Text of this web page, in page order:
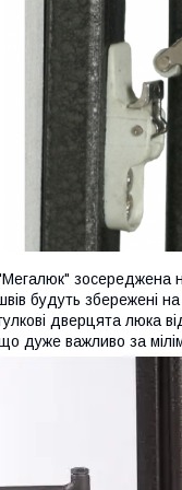
"Мегалюк" зосереджена
будуть збережені
дверцята
дуже важливо за